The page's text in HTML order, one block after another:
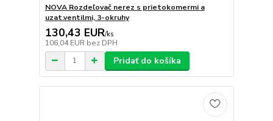
NOVA Rozdeľovač nerez s prietokomermi a
uzat.ventilmi, 3-okruhy
130,43 EUR/ks
106,04 EUR bez DPH
Pridať do košíka